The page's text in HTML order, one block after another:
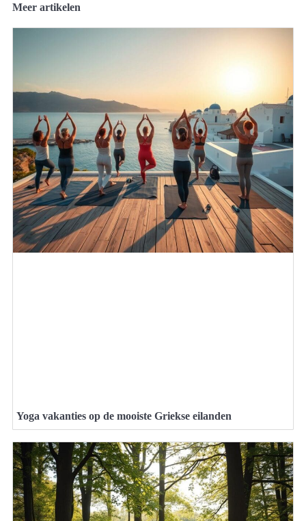
Meer artikelen
Yoga vakanties op de mooiste Griekse eilanden